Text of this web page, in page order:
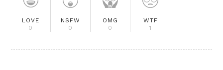
LOVE
0
NSFW
0
OMG
0
WTF
1